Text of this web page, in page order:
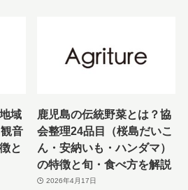
域
音
と
鹿児島の伝統野菜とは？協
会整理24品目（桜島だいこ
ん・安納いも・ハンダマ）
の特徴と旬・食べ方を解説
2026年4月17日